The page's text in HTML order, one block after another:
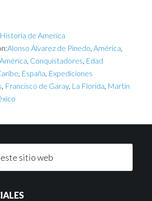
Historia de America
Alonso Álvarez de Pinedo, América,
, Conquistadores, Edad
, España, Expediciones
, Francisco de Garay, La Florida, Martín